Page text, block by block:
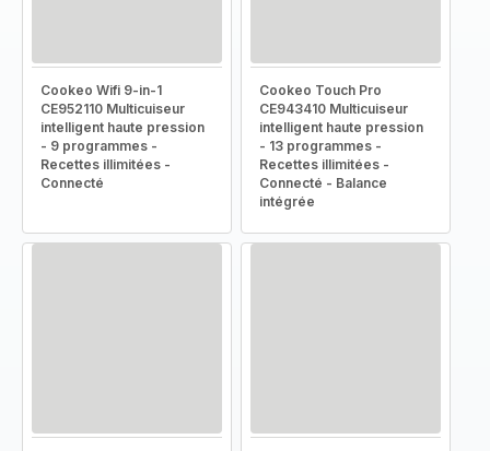
Cookeo Wifi 9-in-1
CE952110 Multicuiseur
intelligent haute pression
- 9 programmes -
Recettes illimitées -
Connecté
Cookeo Touch Pro
CE943410 Multicuiseur
intelligent haute pression
- 13 programmes -
Recettes illimitées -
Connecté - Balance
intégrée